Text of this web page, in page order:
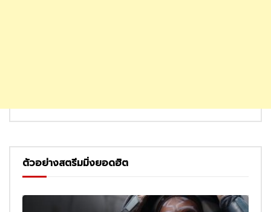
ตัวอย่างสตรีมมิ่งยอดฮิต